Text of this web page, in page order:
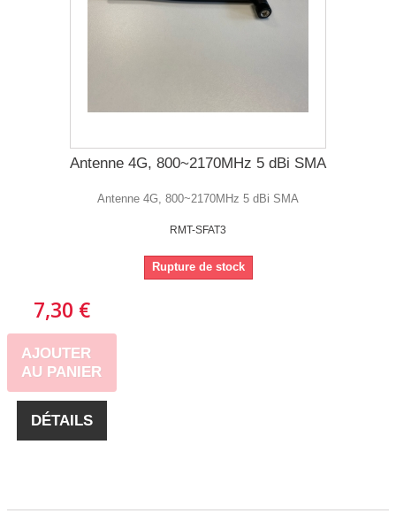
Antenne 4G, 800~2170MHz 5 dBi SMA
Antenne 4G, 800~2170MHz 5 dBi SMA
RMT-SFAT3
Rupture de stock
7,30 €
AJOUTER
AU PANIER
DÉTAILS